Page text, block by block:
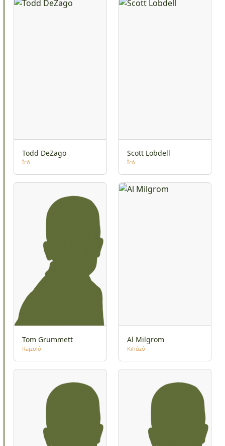
Todd DeZago
Író
Scott Lobdell
Író
Tom Grummett
Rajzoló
Al Milgrom
Kihúzó